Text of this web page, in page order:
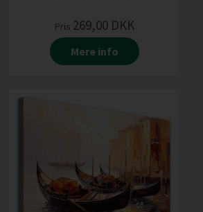
Pris 269,00 DKK
Mere info